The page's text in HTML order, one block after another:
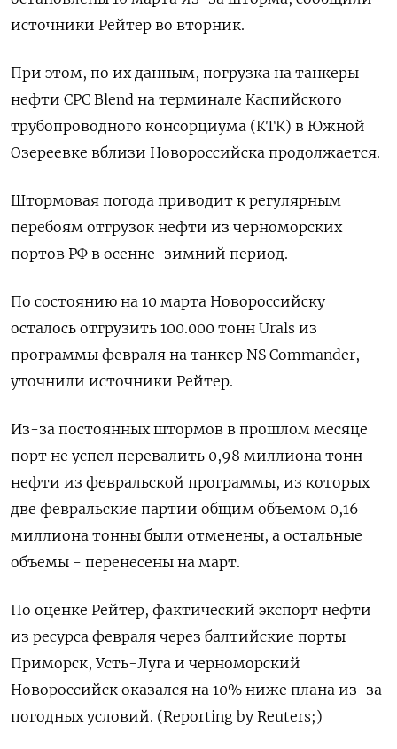
источники Рейтер во вторник.
При этом, по их данным, погрузка на танкеры
нефти CPC Blend на терминале Каспийского
трубопроводного консорциума (КТК) в Южной
Озереевке вблизи Новороссийска продолжается.
Штормовая погода приводит к регулярным
перебоям отгрузок нефти из черноморских
портов РФ в осенне-зимний период.
По состоянию на 10 марта Новороссийску
осталось отгрузить 100.000 тонн Urals из
программы февраля на танкер NS Commander,
уточнили источники Рейтер.
Из-за постоянных штормов в прошлом месяце
порт не успел перевалить 0,98 миллиона тонн
нефти из февральской программы, из которых
две февральские партии общим объемом 0,16
миллиона тонны были отменены, а остальные
объемы - перенесены на март.
По оценке Рейтер, фактический экспорт нефти
из ресурса февраля через балтийские порты
Приморск, Усть-Луга и черноморский
Новороссийск оказался на 10% ниже плана из-за
погодных условий. (Reporting by Reuters;)